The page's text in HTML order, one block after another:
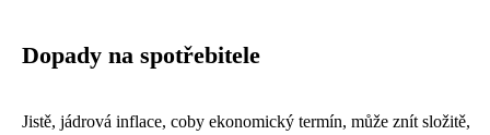
Dopady na spotřebitele
Jistě, jádrová inflace, coby ekonomický termín, může znít složitě,